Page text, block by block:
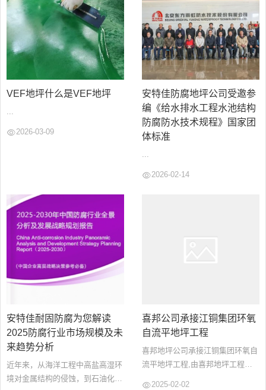
VEF地坪什么是VEF地坪
...
2026-03-09
安特佳防腐地坪公司受邀参
编《给水排水工程水池结构
防腐防水技术规程》国家团
体标准
...
2026-02-14
安特佳耐固防腐为您解读
2025防腐行业市场规模及未
来趋势分析
近年来，从海洋工程中高盐高湿环
境对金属结构的侵蚀，到石油化工
喜邦公司承接江铜集团环氧
自流平地坪工程
喜邦地坪公司承接江铜集团环氧自
流平地坪工程,由喜邦地坪工程技
2025-02-02